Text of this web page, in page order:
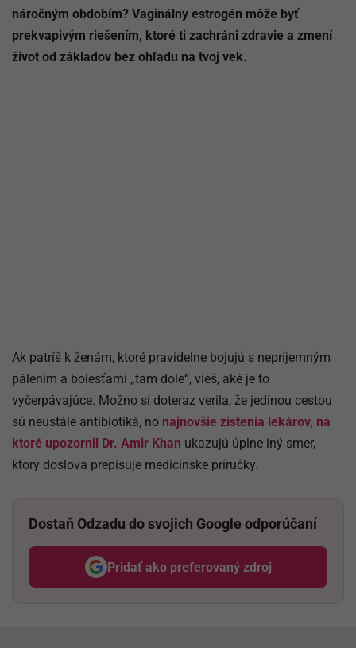
náročným obdobím? Vaginálny estrogén môže byť
prekvapivým riešením, ktoré ti zachráni zdravie a zmení
život od základov bez ohľadu na tvoj vek.
Ak patríš k ženám, ktoré pravidelne bojujú s nepríjemným
pálením a bolesťami „tam dole“, vieš, aké je to
vyčerpávajúce. Možno si doteraz verila, že jedinou cestou
sú neustále antibiotiká, no najnovšie zistenia lekárov, na
ktoré upozornil Dr. Amir Khan ukazujú úplne iný smer,
ktorý doslova prepisuje medicínske príručky.
Dostaň Odzadu do svojich Google odporúčaní
Pridať ako preferovaný zdroj
Odzadu, odkaz sa otvorí v